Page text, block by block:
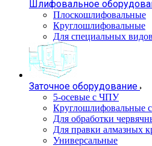
Шлифовальное
Плоскошлифовальные
Круглошлифовальные
Для специальных
Заточное оборудование
5-осевые с ЧПУ
Круглошлифовальные
Для обработки
Для правки алмазных
Универсальные